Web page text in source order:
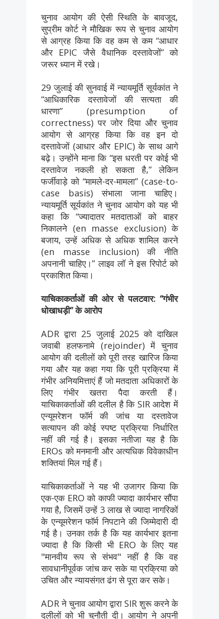
चुनाव आयोग की ऐसी स्थिति के बावजूद,
सुप्रीम कोर्ट ने मौखिक रूप से चुनाव आयोग
से आग्रह किया कि वह कम से कम “आधार
और EPIC जैसे वैधानिक दस्तावेजों” को
जरूर ध्यान में रखे।
29 जुलाई की सुनवाई में न्यायमूर्ति सूर्यकांत ने
“आधिकारिक दस्तावेजों की सत्यता की
धारणा” (presumption of
correctness) पर जोर दिया और चुनाव
आयोग से आग्रह किया कि वह इन दो
दस्तावेजों (आधार और EPIC) के साथ आगे
बढ़े। उन्होंने माना कि “इस धरती पर कोई भी
दस्तावेज नकली हो सकता है,” लेकिन
फर्जीवाड़े को “मामले-दर-मामला” (case-to-
case basis) संभाला जाना चाहिए।
न्यायमूर्ति सूर्यकांत ने चुनाव आयोग को यह भी
कहा कि “ज्यादातर मतदाताओं को बाहर
निकालने (en masse exclusion) के
बजाय, उन्हें अधिक से अधिक शामिल करने
(en masse inclusion) की नीति
अपनानी चाहिए।” लाइव लॉ ने इस रिपोर्ट को
प्रकाशित किया।
याचिकाकर्ताओं की ओर से पलटवार: “गंभीर
धोखाधड़ी” के आरोप
ADR द्वारा 25 जुलाई 2025 को दाखिल
जवाबी हलफनामे (rejoinder) में चुनाव
आयोग की दलीलों को पूरी तरह खारिज किया
गया और यह कहा गया कि पूरी प्रक्रिया में
गंभीर अनियमित्ताएं हैं जो मतदाता अधिकारों के
लिए गंभीर खतरा पैदा करती हैं।
याचिकाकर्ताओं की दलील है कि SIR आदेश में
एन्यूमरेशन फॉर्म की जांच या दस्तावेज
सत्यापन की कोई स्पष्ट प्रक्रिया निर्धारित
नहीं की गई है। इसका नतीजा यह है कि
EROs को मनमानी और अत्यधिक विवेकाधीन
शक्तियां मिल गई हैं।
याचिकाकर्ताओं ने यह भी उजागर किया कि
एक-एक ERO को काफी ज्यादा कार्यभार सौंपा
गया है, जिसमें उन्हें 3 लाख से ज्यादा नागरिकों
के एन्यूमरेशन फॉर्म निपटाने की जिम्मेदारी दी
गई है। उनका तर्क है कि यह कार्यभार इतना
ज्यादा है कि किसी भी ERO के लिए यह
"मानवीय रूप से संभव" नहीं है कि वह
सावधानीपूर्वक जांच कर सके या प्रक्रिया को
उचित और न्यायसंगत ढंग से पूरा कर सके।
ADR ने चुनाव आयोग द्वारा SIR शुरू करने के
दलीलों को भी चुनौती दी। आयोग ने अपनी